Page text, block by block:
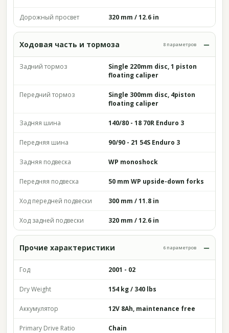
Дорожный просвет 320 mm / 12.6 in
Ходовая часть и тормоза 8 параметров
Задний тормоз
Single 220mm disc, 1 piston
floating caliper
Передний тормоз
Single 300mm disc, 4piston
floating caliper
Задняя шина 140/80 - 18 70R Enduro 3
Передняя шина 90/90 - 21 54S Enduro 3
Задняя подвеска WP monoshock
Передняя подвеска 50 mm WP upside-down forks
Ход передней подвески 300 mm / 11.8 in
Ход задней подвески 320 mm / 12.6 in
Прочие характеристики 6 параметров
Год 2001 - 02
Dry Weight 154 kg / 340 lbs
Аккумулятор 12V 8Ah, maintenance free
Primary Drive Ratio Chain